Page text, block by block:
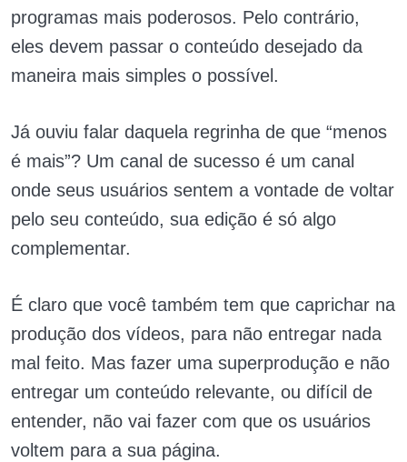
programas mais poderosos. Pelo contrário,
eles devem passar o conteúdo desejado da
maneira mais simples o possível.
Já ouviu falar daquela regrinha de que “menos
é mais”? Um canal de sucesso é um canal
onde seus usuários sentem a vontade de voltar
pelo seu conteúdo, sua edição é só algo
complementar.
É claro que você também tem que caprichar na
produção dos vídeos, para não entregar nada
mal feito. Mas fazer uma superprodução e não
entregar um conteúdo relevante, ou difícil de
entender, não vai fazer com que os usuários
voltem para a sua página.